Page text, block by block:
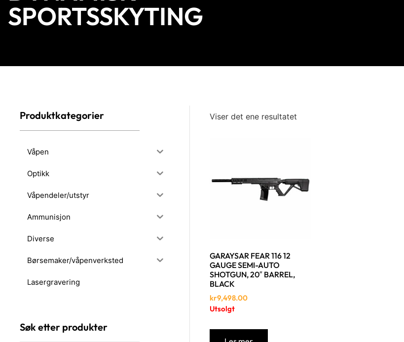
SPORTSSKYTING
Produktkategorier
Våpen
Optikk
Våpendeler/utstyr
Ammunisjon
Diverse
Børsemaker/våpenverksted
Lasergravering
Søk etter produkter
Viser det ene resultatet
GARAYSAR FEAR 116 12
GAUGE SEMI-AUTO
SHOTGUN, 20″ BARREL,
BLACK
kr9,498.00
Utsolgt